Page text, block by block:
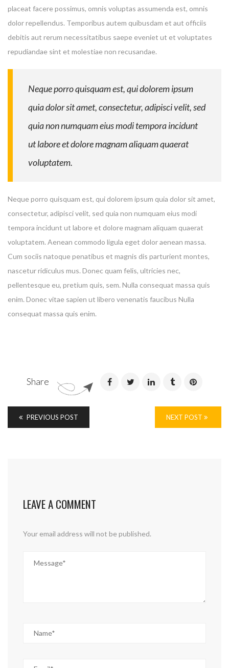
placeat facere possimus, omnis voluptas assumenda est, omnis
dolor repellendus. Temporibus autem quibusdam et aut officiis
debitis aut rerum necessitatibus saepe eveniet ut et voluptates
repudiandae sint et molestiae non recusandae.
Neque porro quisquam est, qui dolorem ipsum
quia dolor sit amet, consectetur, adipisci velit, sed
quia non numquam eius modi tempora incidunt
ut labore et dolore magnam aliquam quaerat
voluptatem.
Neque porro quisquam est, qui dolorem ipsum quia dolor sit amet,
consectetur, adipisci velit, sed quia non numquam eius modi
tempora incidunt ut labore et dolore magnam aliquam quaerat
voluptatem. Aenean commodo ligula eget dolor aenean massa.
Cum sociis natoque penatibus et magnis dis parturient montes,
nascetur ridiculus mus. Donec quam felis, ultricies nec,
pellentesque eu, pretium quis, sem. Nulla consequat massa quis
enim. Donec vitae sapien ut libero venenatis faucibus Nulla
consequat massa quis enim.
Share
PREVIOUS POST NEXT POST
LEAVE A COMMENT
Your email address will not be published.